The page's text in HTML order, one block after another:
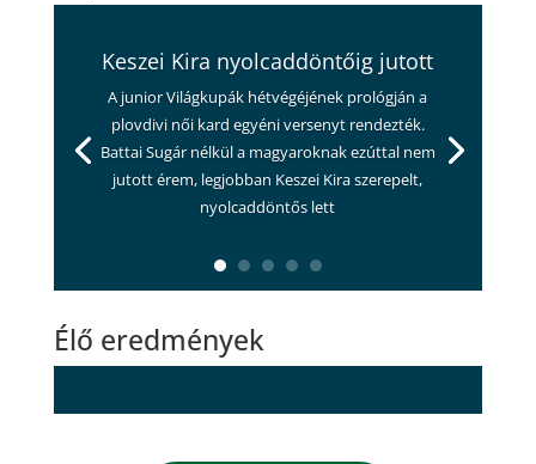
Keszei Kira nyolcaddöntőig jutott
A junior Világkupák hétvégéjének prológján a
plovdivi női kard egyéni versenyt rendezték.
Battai Sugár nélkül a magyaroknak ezúttal nem
jutott érem, legjobban Keszei Kira szerepelt,
nyolcaddöntős lett
Élő eredmények